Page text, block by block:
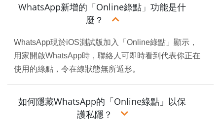
%
WhatsApp新增的「Online綠點」功能是什
麼？
WhatsApp現於iOS測試版加入「Online綠點」顯示，
用家開啟WhatsApp時，聯絡人可即時看到代表你正在
使用的綠點，令在線狀態無所遁形。
如何隱藏WhatsApp的「Online綠點」以保
護私隱？